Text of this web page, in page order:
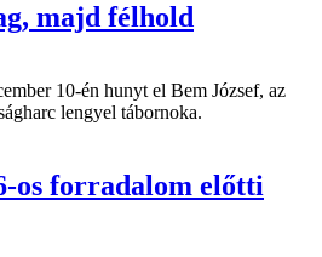
majd félhold
10-én hunyt el Bem József, az
lengyel tábornoka.
os forradalom előtti